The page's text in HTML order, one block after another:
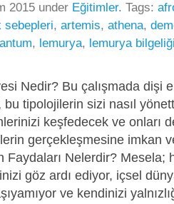
2015 under Eğitimler. Tags:
sebepleri, artemis, athena,
, lemurya, lemurya
Nedir? Bu çalışmada dişi
tipolojilerin sizi nasıl
keşfedecek ve onları
gerçekleşmesine imkan
Faydaları Nelerdir? Mesela;
göz ardı ediyor, içsel
ve kendinizi